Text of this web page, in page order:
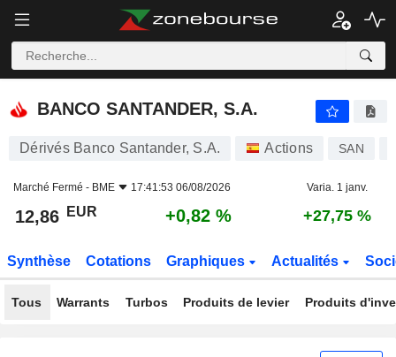
BANCO SANTANDER, S.A.
BANCO SANTANDER, S.A.
Dérivés Banco Santander, S.A. Actions SAN
Marché Fermé - BME 17:41:53 06/08/2026 Varia. 1 janv.
12,86 EUR +0,82 % +27,75 %
Synthèse Cotations Graphiques Actualités
Tous Warrants Turbos Produits de levier Produits